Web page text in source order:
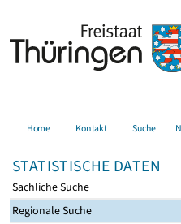
Home Kontakt Suche
STATISTISCHE DATEN
Sachliche Suche
Regionale Suche